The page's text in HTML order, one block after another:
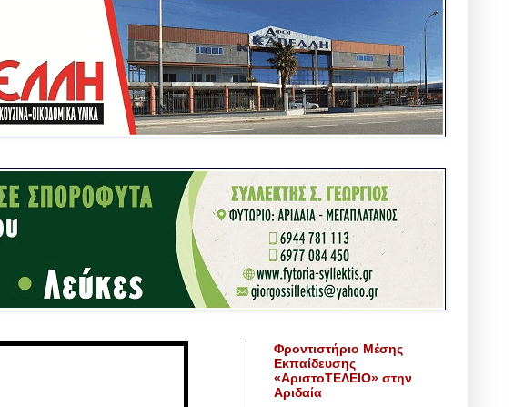
Φροντιστήριο Μέσης
Εκπαίδευσης
«ΑριστοΤΕΛΕΙΟ» στην
Αριδαία